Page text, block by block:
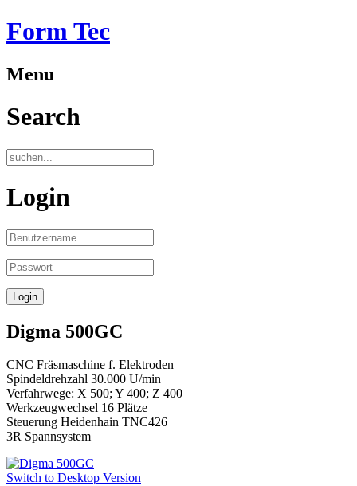
Form Tec
Menu
Search
Login
Digma 500GC
CNC Fräsmaschine f. Elektroden
Spindeldrehzahl 30.000 U/min
Verfahrwege: X 500; Y 400; Z 400
Werkzeugwechsel 16 Plätze
Steuerung Heidenhain TNC426
3R Spannsystem
Switch to Desktop Version